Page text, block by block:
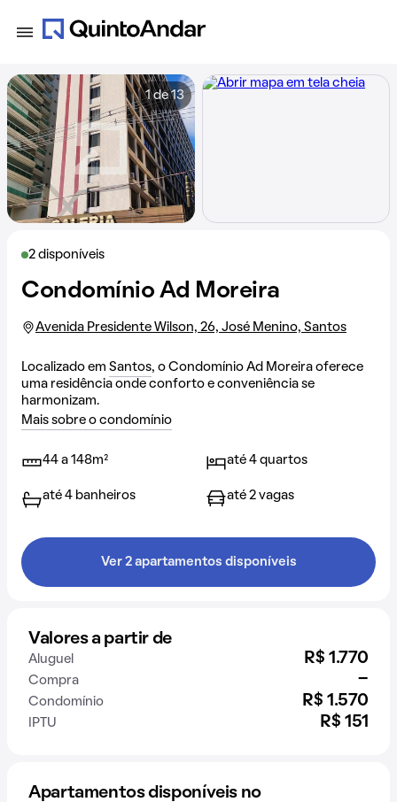
2 disponíveis
Condomínio Ad Moreira
Avenida Presidente Wilson, 26, José Menino, Santos
Localizado em Santos, o Condomínio Ad Moreira oferece
uma residência onde conforto e conveniência se
harmonizam.
Mais sobre o condomínio
44 a 148m² até 4 quartos
até 4 banheiros até 2 vagas
Ver 2 apartamentos disponíveis
Valores a partir de
Aluguel R$ 1.770
Compra -
Condomínio R$ 1.570
IPTU R$ 151
1 de 13
Apartamentos disponíveis no